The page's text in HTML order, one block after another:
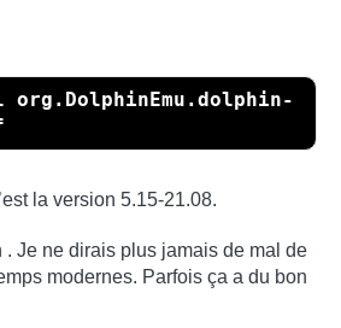
la version 5.15-21.08.
. Je ne dirais plus jamais de mal de
modernes. Parfois ça a du bon